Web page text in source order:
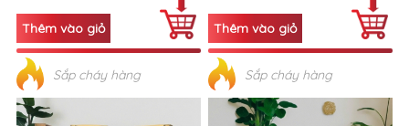
Sắp cháy hàng Sắp cháy hàng